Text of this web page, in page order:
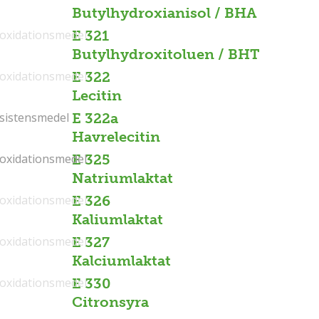
Butylhydroxianisol / BHA
E 321
Butylhydroxitoluen / BHT
E 322
Lecitin
E 322a
Havrelecitin
E 325
Natriumlaktat
E 326
Kaliumlaktat
E 327
Kalciumlaktat
E 330
Citronsyra